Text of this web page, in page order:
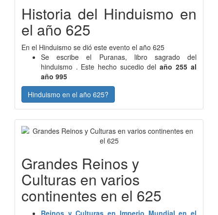
Historia del Hinduismo en
el año 625
En el Hinduismo se dió este evento el año 625
Se escribe el Puranas, libro sagrado del
hinduismo . Este hecho sucedio del año 255 al
año 995
Hinduismo en el año 625?
Grandes Reinos y
Culturas en varios
continentes en el 625